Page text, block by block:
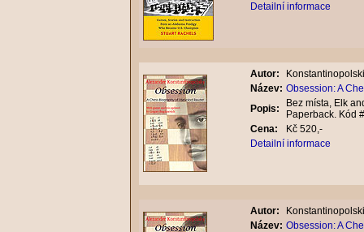
Detailní informace
Autor:
Název: Obsession: A
Popis:
Bez místa, Elk
Paperback. Kód
Cena:
Kč 520,-
Detailní informace
Autor:
Název: Obsession: A